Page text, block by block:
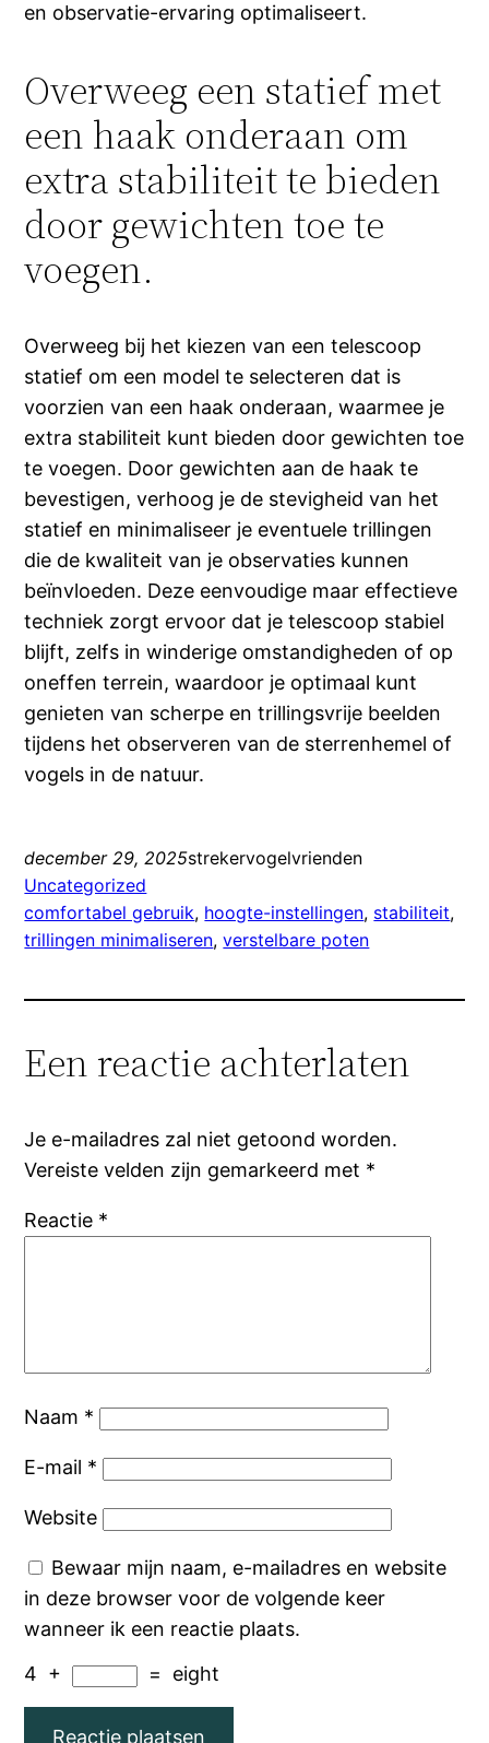
en observatie-ervaring optimaliseert.
Overweeg een statief met
een haak onderaan om
extra stabiliteit te bieden
door gewichten toe te
voegen.
Overweeg bij het kiezen van een telescoop
statief om een model te selecteren dat is
voorzien van een haak onderaan, waarmee je
extra stabiliteit kunt bieden door gewichten toe
te voegen. Door gewichten aan de haak te
bevestigen, verhoog je de stevigheid van het
statief en minimaliseer je eventuele trillingen
die de kwaliteit van je observaties kunnen
beïnvloeden. Deze eenvoudige maar effectieve
techniek zorgt ervoor dat je telescoop stabiel
blijft, zelfs in winderige omstandigheden of op
oneffen terrein, waardoor je optimaal kunt
genieten van scherpe en trillingsvrije beelden
tijdens het observeren van de sterrenhemel of
vogels in de natuur.
december 29, 2025strekervogelvrienden
Uncategorized
comfortabel gebruik, hoogte-instellingen, stabiliteit
trillingen minimaliseren, verstelbare poten
Een reactie achterlaten
Je e-mailadres zal niet getoond worden.
Vereiste velden zijn gemarkeerd met *
Reactie *
Naam *
E-mail *
Website
Bewaar mijn naam, e-mailadres en website
in deze browser voor de volgende keer
wanneer ik een reactie plaats.
4 + = eight